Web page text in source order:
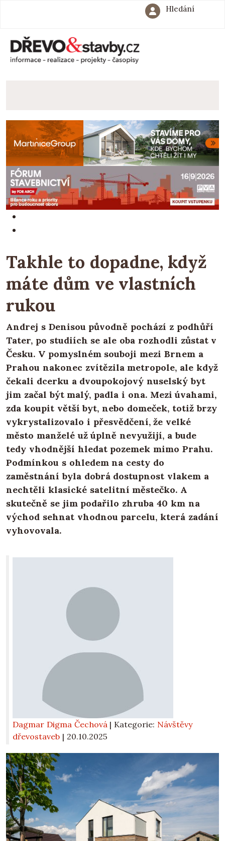
Hledání
Takhle to dopadne, když
máte dům ve vlastních
rukou
Andrej s Denisou původně pochází z podhůří
Tater, po studiích se ale oba rozhodli zůstat v
Česku. V pomyslném souboji mezi Brnem a
Prahou nakonec zvítězila metropole, ale když
čekali dcerku a dvoupokojový nuselský byt
jim začal být malý, padla i ona. Mezi úvahami,
zda koupit větší byt, nebo domeček, totiž brzy
vykrystalizovalo i přesvědčení, že velké
město manželé už úplně nevyužijí, a bude
tedy vhodnější hledat pozemek mimo Prahu.
Podmínkou s ohledem na cesty do
zaměstnání byla dobrá dostupnost vlakem a
nechtěli klasické satelitní městečko. A
skutečně se jim podařilo zhruba 40 km na
východ sehnat vhodnou parcelu, která zadání
vyhovovala.
Dagmar Digma Čechová | Kategorie: Návštěvy
dřevostaveb | 20.10.2025